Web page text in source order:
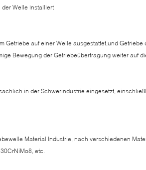
Welle installiert
Getriebe auf einer Welle ausgestattet,und
Bewegung der Getriebeübertragung weiter auf
in der Schwerindustrie eingesetzt,
Material Industrie, nach verschiedenen
etc.